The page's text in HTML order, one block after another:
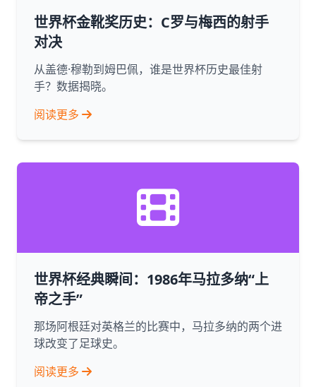
世界杯金靴奖历史：C罗与梅西的射手
对决
从盖德·穆勒到姆巴佩，谁是世界杯历史最佳射
手？数据揭晓。
阅读更多
世界杯经典瞬间：1986年马拉多纳“上
帝之手”
那场阿根廷对英格兰的比赛中，马拉多纳的两个进
球改变了足球史。
阅读更多